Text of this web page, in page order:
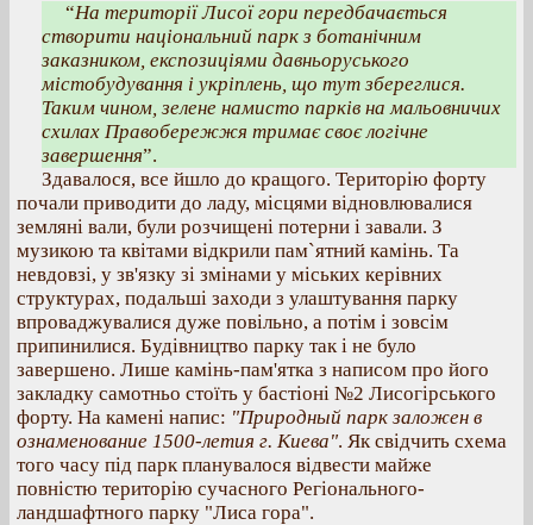
“На території Лисої гори передбачається
створити національний парк з ботанічним
заказником, експозиціями давньоруського
містобудування і укріплень, що тут збереглися.
Таким чином, зелене намисто парків на мальовничих
схилах Правобережжя тримає своє логічне
завершення”.
Здавалося, все йшло до кращого. Територію форту
почали приводити до ладу, місцями відновлювалися
земляні вали, були розчищені потерни і завали. З
музикою та квітами відкрили пам`ятний камінь. Та
невдовзі, у зв'язку зі змінами у міських керівних
структурах, подальші заходи з улаштування парку
впроваджувалися дуже повільно, а потім і зовсім
припинилися. Будівництво парку так і не було
завершено. Лише камінь-пам'ятка з написом про його
закладку самотньо стоїть у бастіоні №2 Лисогірського
форту. На камені напис: "Природный парк заложен в
ознаменование 1500-летия г. Киева". Як свідчить схема
того часу під парк планувалося відвести майже
повністю територію сучасного Регіонального-
ландшафтного парку "Лиса гора".